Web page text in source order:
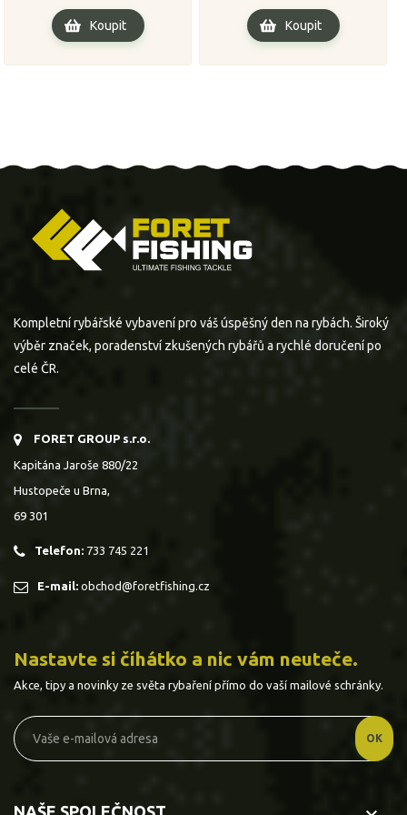
Koupit Koupit
Kompletní rybářské vybavení pro váš úspěšný den na rybách. Široký
výběr značek, poradenství zkušených rybářů a rychlé doručení po
celé ČR.
FORET GROUP s.r.o.
Kapitána Jaroše 880/22
Hustopeče u Brna,
69 301
Telefon: 733 745 221
E-mail: obchod@foretfishing.cz
Nastavte si číhátko a nic vám neuteče.
Akce, tipy a novinky ze světa rybaření přímo do vaší mailové schránky.
NAŠE SPOLEČNOST